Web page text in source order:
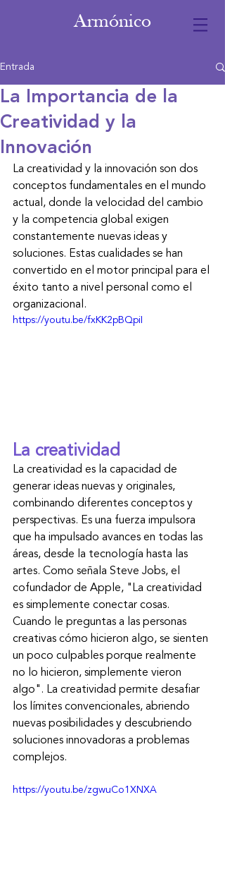
Armónico
Entrada
La Importancia de la
Creatividad y la
Innovación
La creatividad y la innovación son dos
conceptos fundamentales en el mundo
actual, donde la velocidad del cambio
y la competencia global exigen
constantemente nuevas ideas y
soluciones. Estas cualidades se han
convertido en el motor principal para el
éxito tanto a nivel personal como el
organizacional.
https://youtu.be/fxKK2pBQpiI
La creatividad
La creatividad es la capacidad de
generar ideas nuevas y originales,
combinando diferentes conceptos y
perspectivas. Es una fuerza impulsora
que ha impulsado avances en todas las
áreas, desde la tecnología hasta las
artes. Como señala Steve Jobs, el
cofundador de Apple, "La creatividad
es simplemente conectar cosas.
Cuando le preguntas a las personas
creativas cómo hicieron algo, se sienten
un poco culpables porque realmente
no lo hicieron, simplemente vieron
algo". La creatividad permite desafiar
los límites convencionales, abriendo
nuevas posibilidades y descubriendo
soluciones innovadoras a problemas
complejos.
https://youtu.be/zgwuCo1XNXA